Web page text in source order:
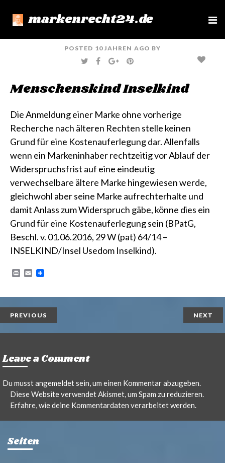
markenrecht24.de
e
POSTED 10 JAHREN AGO BY
T
W
E
F
A
O
G
O
E
P
I
E
R
Men­schens­kind Inselkind
Die Anmeldung einer Marke ohne vorherige
Recherche nach älteren Rechten stelle keinen
Grund für eine Kostenauferlegung dar. Allenfalls
wenn ein Markeninhaber rechtzeitig vor Ablauf der
Widerspruchsfrist auf eine eindeutig
verwechselbare ältere Marke hingewiesen werde,
gleichwohl aber seine Marke aufrechterhalte und
damit Anlass zum Widerspruch gäbe, könne dies ein
Grund für eine Kostenauferlegung sein (BPatG,
Beschl. v. 01.06.2016, 29 W (pat) 64/14 –
INSELKIND/Insel Usedom Inselkind).
P
n
t
E
i
l
PREVIOUS NEXT
Leave a Comment
Du musstangemeldetsein, um einen Kommentar abzugeben.
Diese Website verwendet Akismet, um Spam zu reduzieren.
Erfahre, wie deine Kommentardaten verarbeitet werden.
Seiten